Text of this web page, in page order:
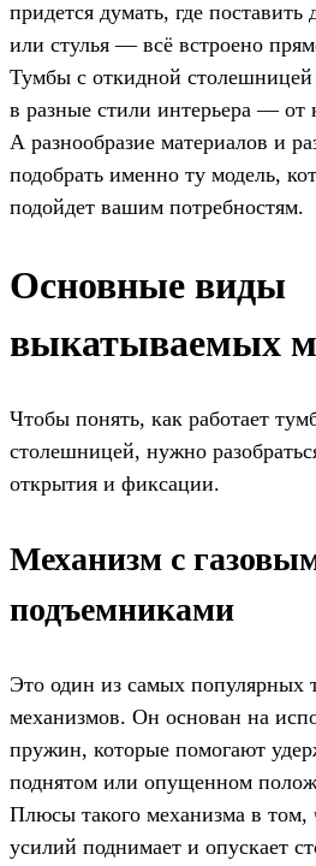
придется думать, где
или стулья — всё встроено
Тумбы с откидной
в разные стили интерьера — от
А разнообразие материалов и
подобрать именно ту модель,
подойдет вашим потребностям.
Основные виды
выкатываемых
Чтобы понять, как работает
столешницей, нужно
открытия и фиксации.
Механизм с
подъемниками
Это один из самых популярных
механизмов. Он основан на
пружин, которые помогают
поднятом или опущенном
Плюсы такого механизма в том,
усилий поднимает и опускает